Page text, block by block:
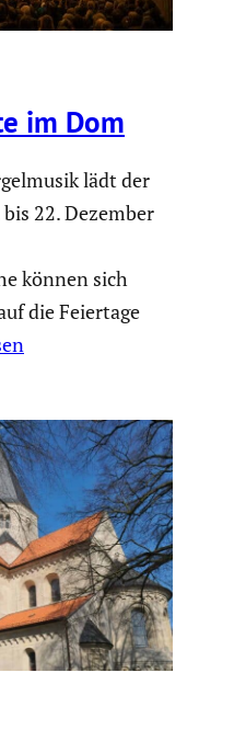
im Dom
lädt der
22. Dezember
können sich
die Feiertage